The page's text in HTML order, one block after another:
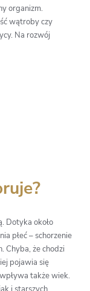
organizm.
wątroby czy
Na rozwój
Dotyka około
płeć – schorzenie
Chyba, że chodzi
pojawia się
także wiek.